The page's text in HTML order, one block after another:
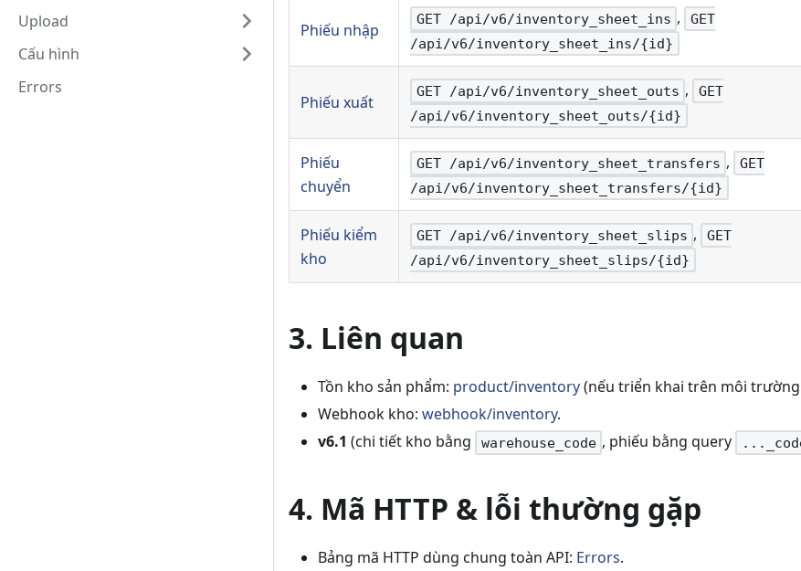
Upload
Cấu hình
Errors
Phiếu nhập
GET /api/v6/inventory_sheet_ins ,
GET
/api/v6/inventory_sheet_ins/{id}
Phiếu xuất
GET /api/v6/inventory_sheet_outs ,
GET
/api/v6/inventory_sheet_outs/{id}
Phiếu
chuyển
GET /api/v6/inventory_sheet_transfers ,
GET
/api/v6/inventory_sheet_transfers/{id}
Phiếu kiểm
kho
GET /api/v6/inventory_sheet_slips ,
GET
/api/v6/inventory_sheet_slips/{id}
3. Liên quan
Tồn kho sản phẩm: product/inventory(nếu triển khai trên môi trường
Webhook kho: webhook/inventory.
v6.1 (chi tiết kho bằng warehouse_code , phiếu bằng query
4. Mã HTTP & lỗi thường gặp
Bảng mã HTTP dùng chung toàn API: Errors.